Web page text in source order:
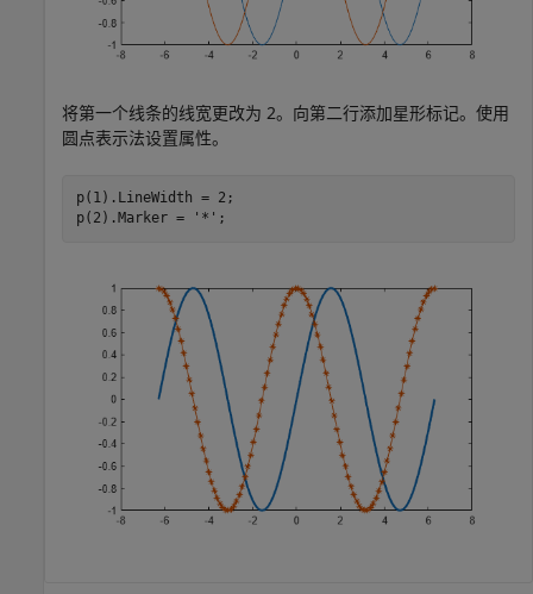
将第一个线条的线宽更改为 2。向第二行添加星形标记。使用
圆点表示法设置属性。
p(1).LineWidth = 2;
p(2).Marker =
'*' ;